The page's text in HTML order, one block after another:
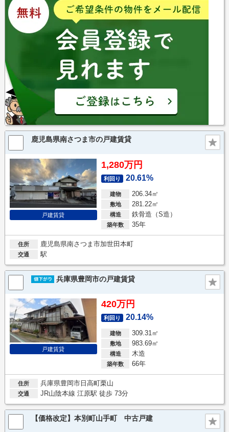
鹿児島県南さつま市の戸建賃貸
戸建賃貸
1,280万円
利回り 20.61%
建物 206.34㎡
敷地 281.22㎡
構造 鉄骨造（S造）
築年数 35年
住所 鹿児島県南さつま市加世田本町
交通 駅
兵庫県豊岡市の戸建賃貸
戸建賃貸
420万円
利回り 20.14%
建物 309.31㎡
敷地 983.69㎡
構造 木造
築年数 66年
住所 兵庫県豊岡市日高町栗山
交通 JR山陰本線 江原駅 徒歩 73分
【価格改定】本別町山手町 中古戸建